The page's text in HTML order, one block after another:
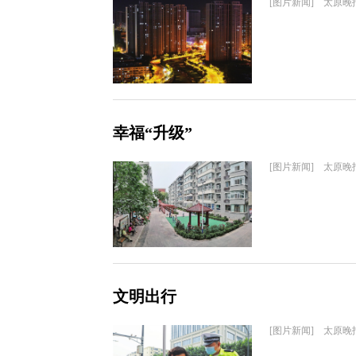
[图片新闻] 太原晚
幸福“升级”
[图片新闻] 太原晚
文明出行
[图片新闻] 太原晚